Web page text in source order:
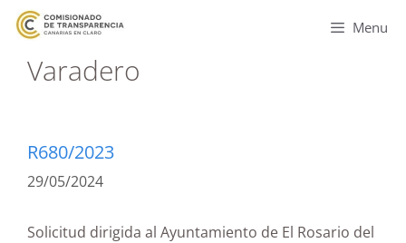
Menu
Varadero
R680/2023
29/05/2024
Solicitud dirigida al Ayuntamiento de El Rosario del